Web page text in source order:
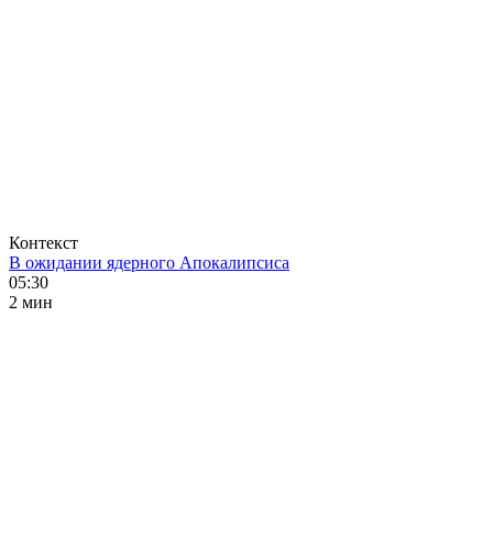
Контекст
В ожидании ядерного Апокалипсиса
05:30
2 мин